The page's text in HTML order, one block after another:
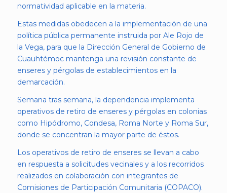
normatividad aplicable en la materia.
Estas medidas obedecen a la implementación de una
política pública permanente instruida por Ale Rojo de
la Vega, para que la Dirección General de Gobierno de
Cuauhtémoc mantenga una revisión constante de
enseres y pérgolas de establecimientos en la
demarcación.
Semana tras semana, la dependencia implementa
operativos de retiro de enseres y pérgolas en colonias
como Hipódromo, Condesa, Roma Norte y Roma Sur,
donde se concentran la mayor parte de éstos.
Los operativos de retiro de enseres se llevan a cabo
en respuesta a solicitudes vecinales y a los recorridos
realizados en colaboración con integrantes de
Comisiones de Participación Comunitaria (COPACO).